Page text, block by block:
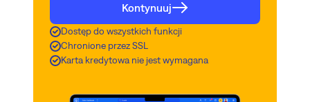
Kontynuuj
Dostęp do wszystkich funkcji
Chronione przez SSL
Karta kredytowa nie jest wymagana